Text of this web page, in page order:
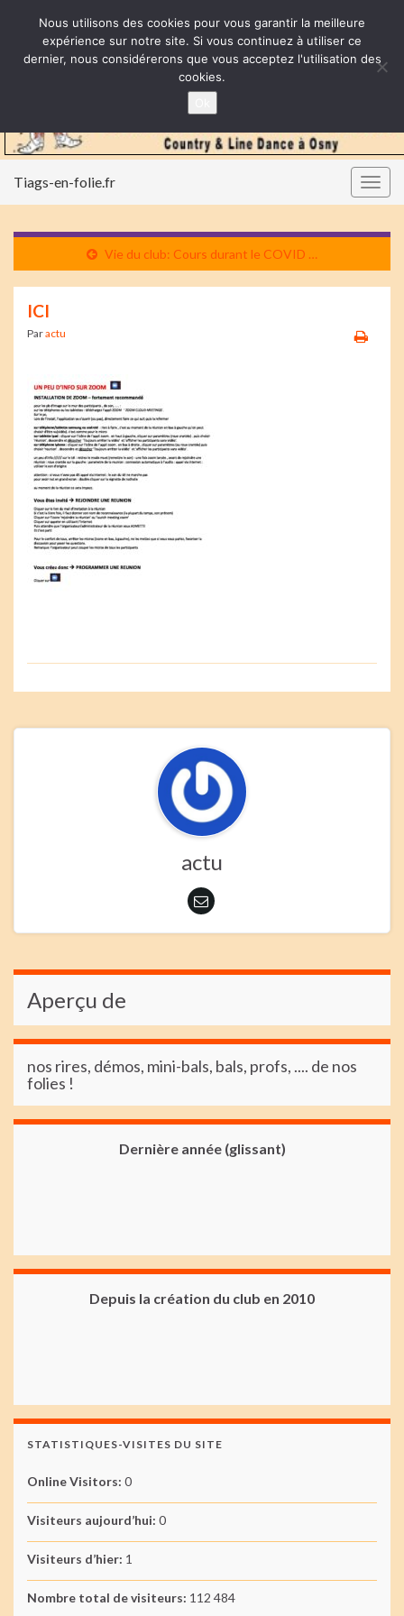
Tiags-en-folie.fr
Vie du club: Cours durant le COVID …
ICI
Paractu
actu
Aperçu de
nos rires, démos, mini-bals, bals, profs, .... de nos
folies !
Dernière année (glissant)
Depuis la création du club en 2010
STATISTIQUES-VISITES DU SITE
Online Visitors: 0
Visiteurs aujourd’hui: 0
Visiteurs d’hier: 1
Nombre total de visiteurs: 112 484
Nous utilisons des cookies pour vous garantir la meilleure
expérience sur notre site. Si vous continuez à utiliser ce
dernier, nous considérerons que vous acceptez l'utilisation des
cookies.